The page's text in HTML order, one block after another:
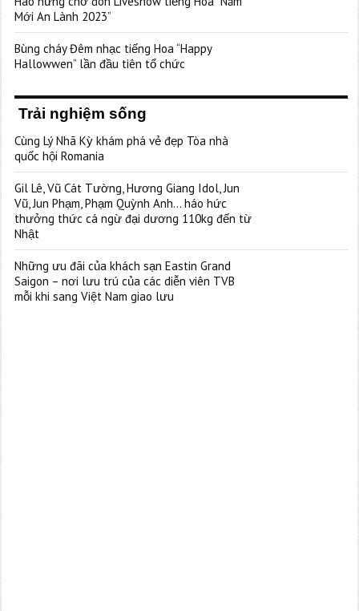
Mới An Lành 2023”
Bùng cháy Đêm nhạc tiếng Hoa “Happy
Hallowwen” lần đầu tiên tổ chức
Trải nghiệm sống
Cùng Lý Nhã Kỳ khám phá vẻ đẹp Tòa nhà
quốc hội Romania
Gil Lê, Vũ Cát Tường, Hương Giang Idol, Jun
Vũ, Jun Phạm, Phạm Quỳnh Anh… háo hức
thưởng thức cá ngừ đại dương 110kg đến từ
Nhật
Những ưu đãi của khách sạn Eastin Grand
Saigon – nơi lưu trú của các diễn viên TVB
mỗi khi sang Việt Nam giao lưu